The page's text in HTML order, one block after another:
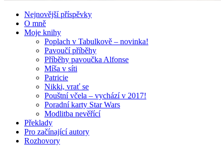
Nejnovější příspěvky
O mně
Moje knihy
Poplach v Tabulkově – novinka!
Pavoučí příběhy
Příběhy pavoučka Alfonse
Míša v síti
Patricie
Nikki, vrať se
Pouštní včela – vychází v 2017!
Poradní karty Star Wars
Modlitba nevěřící
Překlady
Pro začínající autory
Rozhovory